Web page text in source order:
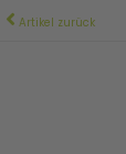
Artikel zurück